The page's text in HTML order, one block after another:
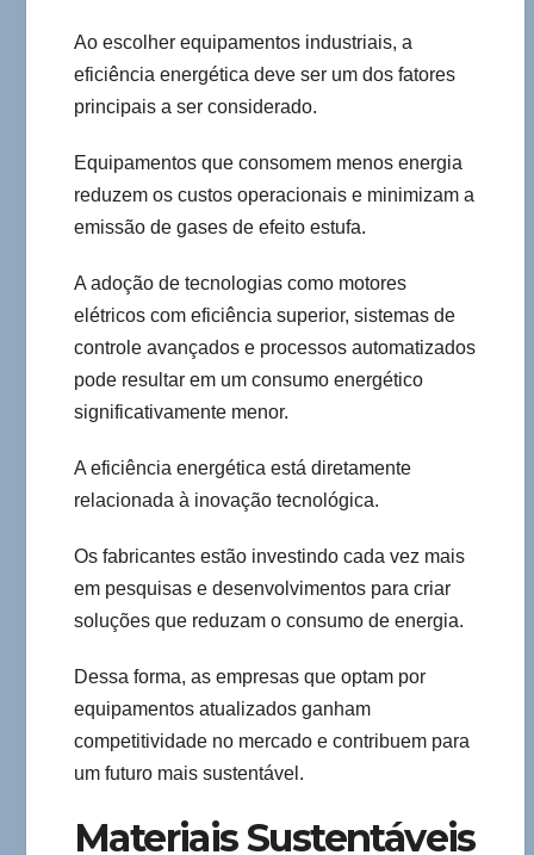
Ao escolher equipamentos industriais, a
eficiência energética deve ser um dos fatores
principais a ser considerado.
Equipamentos que consomem menos energia
reduzem os custos operacionais e minimizam a
emissão de gases de efeito estufa.
A adoção de tecnologias como motores
elétricos com eficiência superior, sistemas de
controle avançados e processos automatizados
pode resultar em um consumo energético
significativamente menor.
A eficiência energética está diretamente
relacionada à inovação tecnológica.
Os fabricantes estão investindo cada vez mais
em pesquisas e desenvolvimentos para criar
soluções que reduzam o consumo de energia.
Dessa forma, as empresas que optam por
equipamentos atualizados ganham
competitividade no mercado e contribuem para
um futuro mais sustentável.
Materiais Sustentáveis